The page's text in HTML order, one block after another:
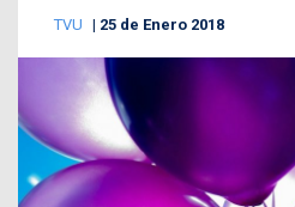
TVU 25 de Enero 2018